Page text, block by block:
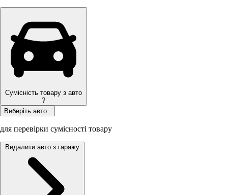
Сумісність товару з авто
?
Виберіть авто
для перевірки сумісності товару
Видалити авто з гаражу